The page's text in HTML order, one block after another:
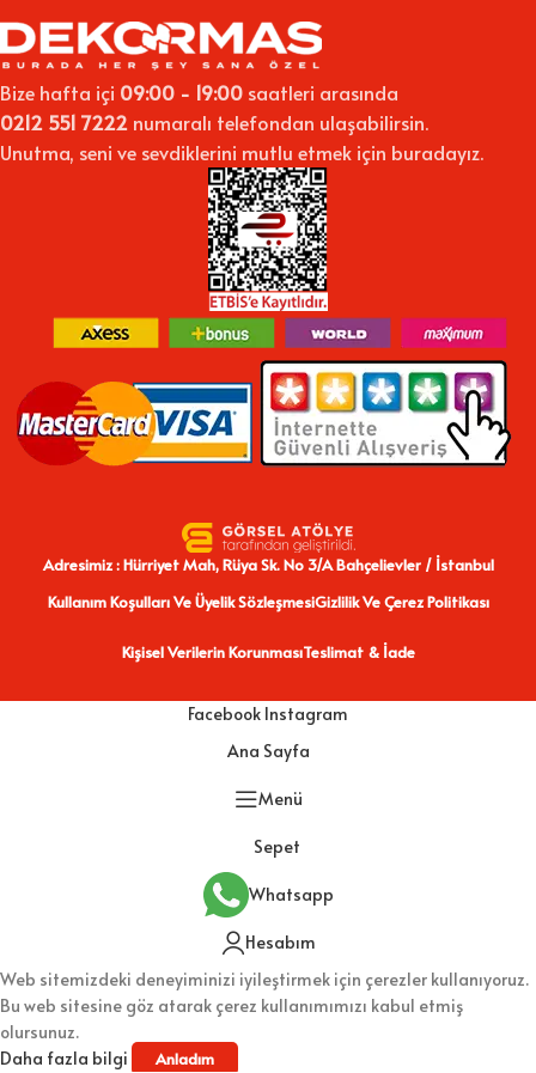
Bize hafta içi 09:00 - 19:00 saatleri arasında
0212 551 7222 numaralı telefondan ulaşabilirsin.
Unutma, seni ve sevdiklerini mutlu etmek için buradayız.
Adresimiz : Hürriyet Mah, Rüya Sk. No 3/A Bahçelievler / İstanbul
Kullanım Koşulları Ve Üyelik SözleşmesiGizlilik Ve Çerez Politikası
Kişisel Verilerin KorunmasıTeslimat & İade
Facebook Instagram
Ana Sayfa
Menü
Sepet
Whatsapp
Hesabım
Web sitemizdeki deneyiminizi iyileştirmek için çerezler kullanıyoruz.
Bu web sitesine göz atarak çerez kullanımımızı kabul etmiş
olursunuz.
Daha fazla bilgi
Anladım